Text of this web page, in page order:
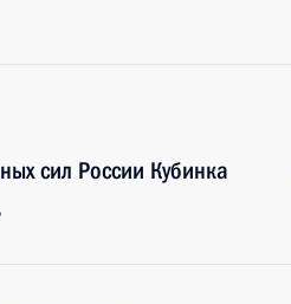
сил России Кубинка